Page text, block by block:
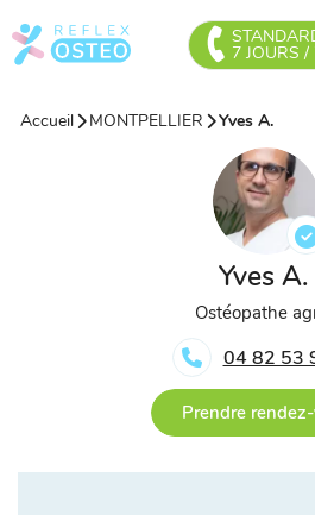
7 JOURS /
Accueil MONTPELLIER Yves A.
Yves A.
Ostéopathe
04 82 53
Prendre